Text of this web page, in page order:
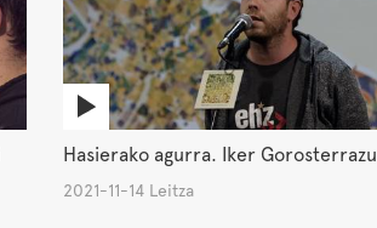
Hasierako agurra. Iker Gorosterrazu
2021-11-14 Leitza